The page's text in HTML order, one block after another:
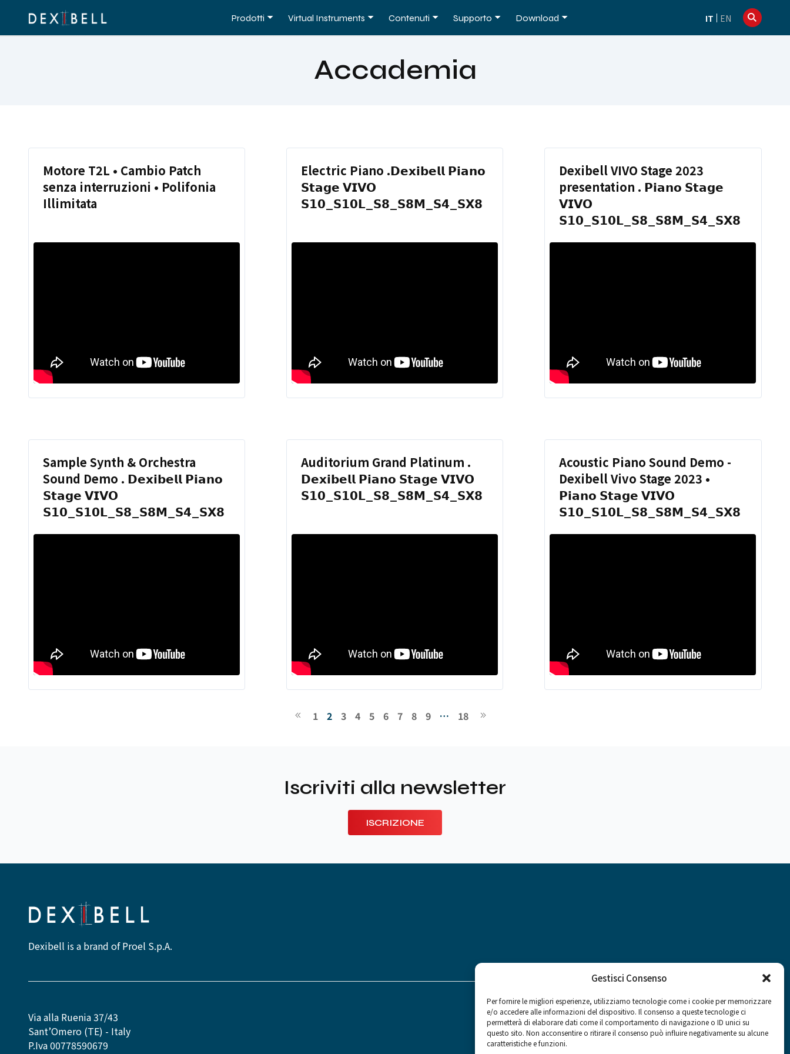
Gestisci Consenso
Per fornire le migliori esperienze, utilizziamo tecnologie come i cookie per memorizzare
e/o accedere alle informazioni del dispositivo. Il consenso a queste tecnologie ci
permetterà di elaborare dati come il comportamento di navigazione o ID unici su
questo sito. Non acconsentire o ritirare il consenso può influire negativamente su alcune
caratteristiche e funzioni.
Prodotti Virtual Instruments Contenuti Supporto Download IT EN
Accademia
Motore T2L • Cambio Patch
senza interruzioni • Polifonia
Illimitata
Electric Piano .𝗗𝗲𝘅𝗶𝗯𝗲𝗹𝗹 𝗣𝗶𝗮𝗻𝗼
𝗦𝘁𝗮𝗴𝗲 𝗩𝗜𝗩𝗢
𝗦𝟭𝟬_𝗦𝟭𝟬𝗟_𝗦𝟴_𝗦𝟴𝗠_𝗦𝟰_𝗦𝗫𝟴
Dexibell VIVO Stage 2023
presentation . 𝗣𝗶𝗮𝗻𝗼 𝗦𝘁𝗮𝗴𝗲
𝗩𝗜𝗩𝗢
𝗦𝟭𝟬_𝗦𝟭𝟬𝗟_𝗦𝟴_𝗦𝟴𝗠_𝗦𝟰_𝗦𝗫𝟴
Sample Synth & Orchestra
Sound Demo . 𝗗𝗲𝘅𝗶𝗯𝗲𝗹𝗹 𝗣𝗶𝗮𝗻𝗼
𝗦𝘁𝗮𝗴𝗲 𝗩𝗜𝗩𝗢
𝗦𝟭𝟬_𝗦𝟭𝟬𝗟_𝗦𝟴_𝗦𝟴𝗠_𝗦𝟰_𝗦𝗫𝟴
Auditorium Grand Platinum .
𝗗𝗲𝘅𝗶𝗯𝗲𝗹𝗹 𝗣𝗶𝗮𝗻𝗼 𝗦𝘁𝗮𝗴𝗲 𝗩𝗜𝗩𝗢
𝗦𝟭𝟬_𝗦𝟭𝟬𝗟_𝗦𝟴_𝗦𝟴𝗠_𝗦𝟰_𝗦𝗫𝟴
Acoustic Piano Sound Demo -
Dexibell Vivo Stage 2023 •
𝗣𝗶𝗮𝗻𝗼 𝗦𝘁𝗮𝗴𝗲 𝗩𝗜𝗩𝗢
𝗦𝟭𝟬_𝗦𝟭𝟬𝗟_𝗦𝟴_𝗦𝟴𝗠_𝗦𝟰_𝗦𝗫𝟴
1 2 3 4 5 6 7 8 9 … 18
Iscriviti alla newsletter
ISCRIZIONE
Dexibell is a brand of Proel S.p.A.
Via alla Ruenia 37/43
Sant’Omero (TE) - Italy
P.Iva 00778590679
Social